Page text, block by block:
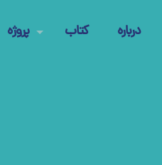
درباره کتاب پروژه